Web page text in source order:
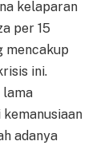
kelaparan
per 15
mencakup
ini.
lama
adanya